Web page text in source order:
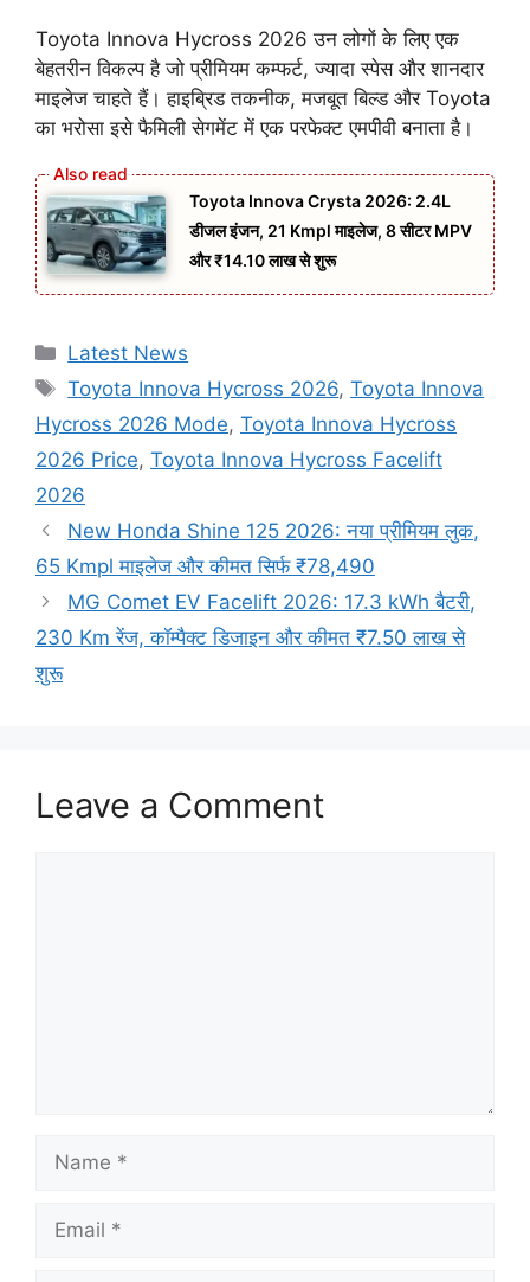
Toyota Innova Hycross 2026 उन लोगों के लिए एक
बेहतरीन विकल्प है जो प्रीमियम कम्फर्ट, ज्यादा स्पेस और शानदार
माइलेज चाहते हैं। हाइब्रिड तकनीक, मजबूत बिल्ड और Toyota
का भरोसा इसे फैमिली सेगमेंट में एक परफेक्ट एमपीवी बनाता है।
Toyota Innova Crysta 2026: 2.4L
डीजल इंजन, 21 Kmpl माइलेज, 8 सीटर MPV
और ₹14.10 लाख से शुरू
Categories
Latest News
Tags
Toyota Innova Hycross 2026,Toyota Innova
Hycross 2026 Mode, Toyota Innova Hycross
2026 Price, Toyota Innova Hycross Facelift
2026
New Honda Shine 125 2026: नया प्रीमियम लुक,
65 Kmpl माइलेज और कीमत सिर्फ ₹78,490
MG Comet EV Facelift 2026: 17.3 kWh बैटरी,
230 Km रेंज, कॉम्पैक्ट डिजाइन और कीमत ₹7.50 लाख से
शुरू
Leave a Comment